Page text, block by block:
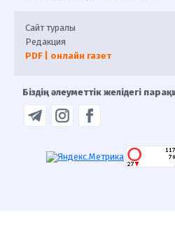
Сайт туралы
Редакция
PDF | онлайн газет
Біздің әлеуметтік желідегі